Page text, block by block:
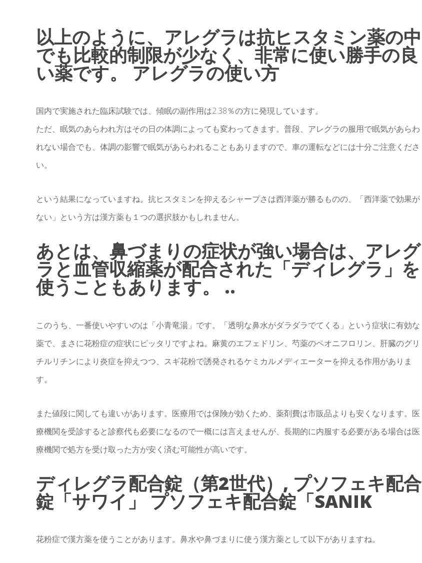
以上のように、アレグラは抗ヒスタミン薬の中
でも比較的制限が少なく、非常に使い勝手の良
い薬です。 アレグラの使い方
国内で実施された臨床試験では、傾眠の副作用は2.38％の方に発現しています。
ただ、眠気のあらわれ方はその日の体調によっても変わってきます。普段、アレグラの服用で眠気があらわ
れない場合でも、体調の影響で眠気があらわれることもありますので、車の運転などには十分ご注意くださ
い。
という結果になっていますね。抗ヒスタミンを抑えるシャープさは西洋薬が勝るものの、「西洋薬で効果が
ない」という方は漢方薬も１つの選択肢かもしれません。
あとは、鼻づまりの症状が強い場合は、アレグ
ラと血管収縮薬が配合された「ディレグラ」を
使うこともあります。 ..
このうち、一番使いやすいのは「小青竜湯」です。「透明な鼻水がダラダラでてくる」という症状に有効な
薬で、まさに花粉症の症状にピッタリですよね。麻黄のエフェドリン、芍薬のペオニフロリン、肝臓のグリ
チルリチンにより炎症を抑えつつ、スギ花粉で誘発されるケミカルメディエーターを抑える作用がありま
す。
また値段に関しても違いがあります。医療用では保険が効くため、薬剤費は市販品よりも安くなります。医
療機関を受診すると診察代も必要になるので一概には言えませんが、長期的に内服する必要がある場合は医
療機関で処方を受け取った方が安く済む可能性が高いです。
ディレグラ配合錠（第2世代）, プソフェキ配合
錠「サワイ」 プソフェキ配合錠「SANIK
花粉症で漢方薬を使うことがあります。鼻水や鼻づまりに使う漢方薬として以下がありますね。